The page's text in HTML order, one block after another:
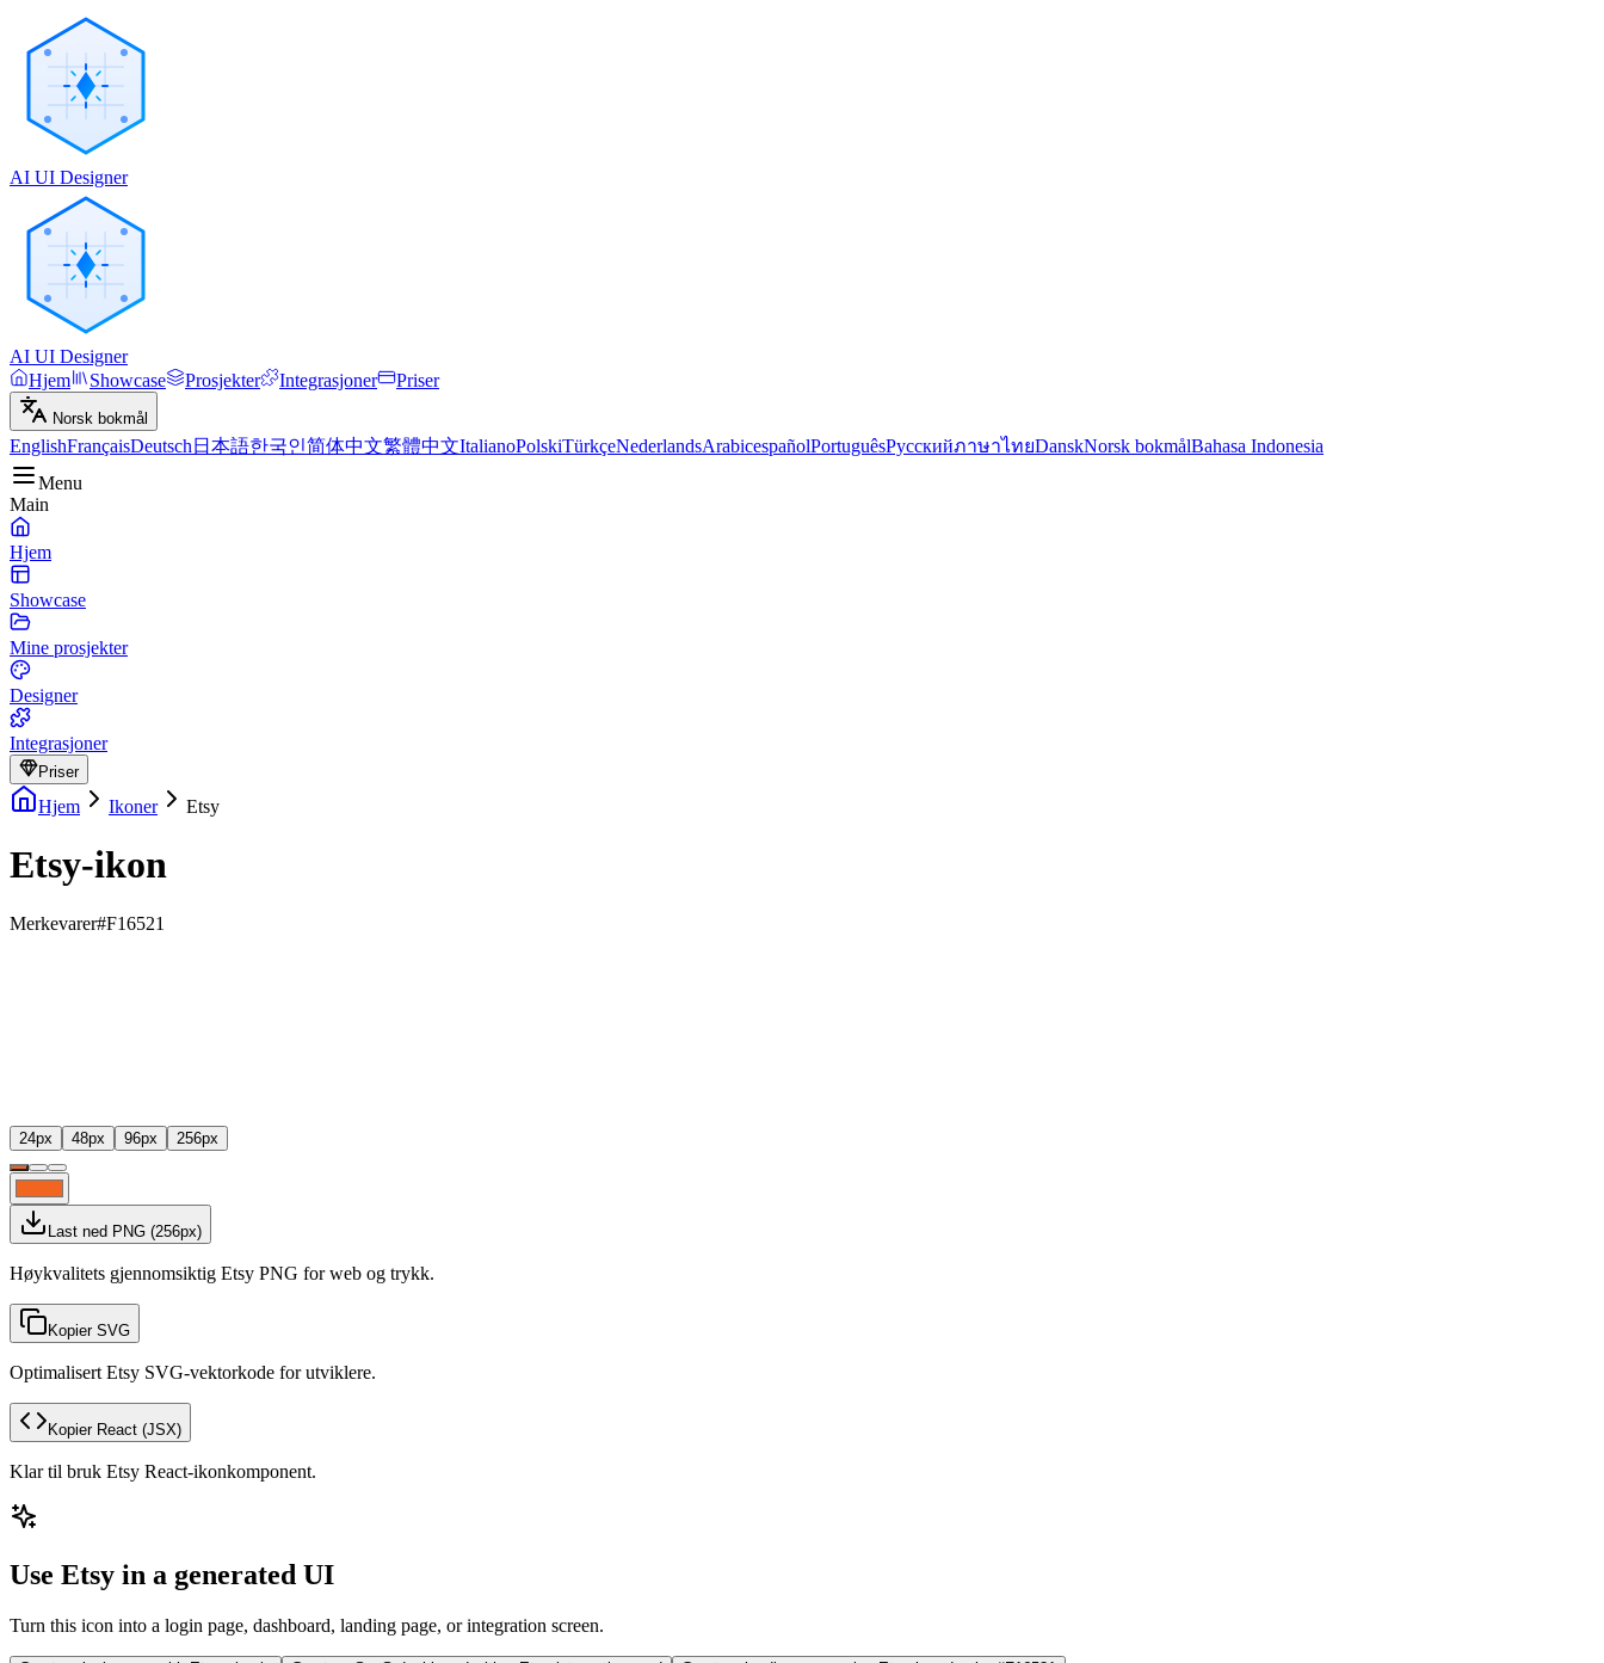
AI UI Designer
AI UI Designer
Hjem
Showcase Prosjekter Integrasjoner Priser
Norsk bokmål
EnglishFrançaisDeutsch 日本語한국인简体中文繁體中文ItalianoPolskiTürkçeNederlandsArabicespañolPortuguêsРусскийภาษาไทยDanskNorsk bokmålBahasa Indonesia
Menu
Main
Hjem
Showcase
Mine prosjekter
Designer
Integrasjoner
Priser
Hjem Ikoner Etsy
Etsy-ikon
Merkevarer#F16521
24px 48px 96px 256px
Last ned PNG (256px)
Høykvalitets gjennomsiktig Etsy PNG for web og trykk.
Kopier SVG
Optimalisert Etsy SVG-vektorkode for utviklere.
Kopier React (JSX)
Klar til bruk Etsy React-ikonkomponent.
Use Etsy in a generated UI
Turn this icon into a login page, dashboard, landing page, or integration screen.